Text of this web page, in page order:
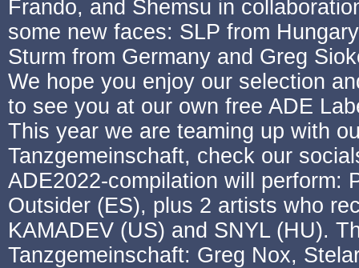
Frando, and Shemsu in
some new faces: SLP from
Sturm from Germany and Greg
We hope you enjoy our selection
to see you at our own free ADE
This year we are teaming up with
Tanzgemeinschaft, check our
ADE2022-compilation will perform:
Outsider (ES), plus 2 artists who
KAMADEV (US) and SNYL (HU).
Tanzgemeinschaft: Greg Nox,